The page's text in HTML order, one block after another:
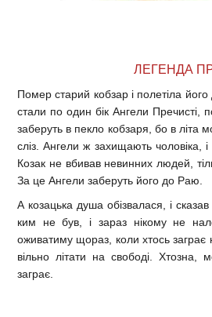
ЛЕГЕНДА
Помер старий кобзар і полетіла
стали по один бік Ангели
заберуть в пекло кобзаря, бо в літа
сліз. Ангели ж захищають
Козак не вбивав невинних людей,
За це Ангели заберуть його до Раю.
А козацька душа обізвалася, і
ким не був, і зараз нікому не
оживатиму щораз, коли хтось заграє
вільно літати на свободі. Хтозна,
заграє.